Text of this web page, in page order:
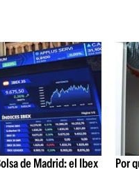
de Madrid: el Ibex
Por